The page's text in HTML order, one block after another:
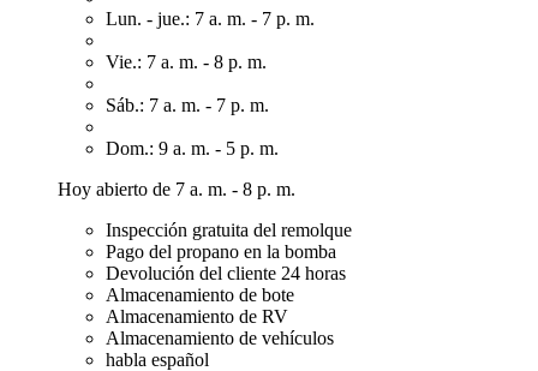
Lun. - jue.: 7 a. m. - 7 p. m.
Vie.: 7 a. m. - 8 p. m.
Sáb.: 7 a. m. - 7 p. m.
Dom.: 9 a. m. - 5 p. m.
Hoy abierto de 7 a. m. - 8 p. m.
Inspección gratuita del remolque
Pago del propano en la bomba
Devolución del cliente 24 horas
Almacenamiento de bote
Almacenamiento de RV
Almacenamiento de vehículos
habla español